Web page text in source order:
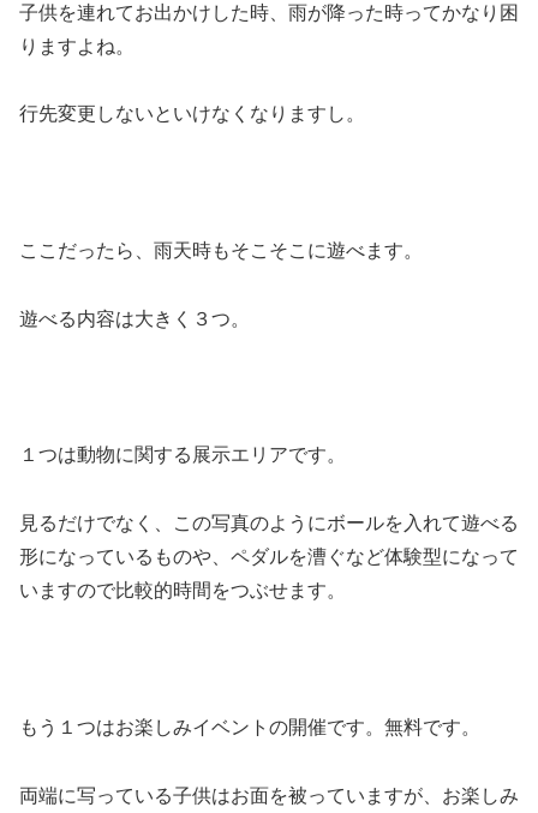
子供を連れてお出かけした時、雨が降った時ってかなり困
りますよね。
行先変更しないといけなくなりますし。
ここだったら、雨天時もそこそこに遊べます。
遊べる内容は大きく３つ。
１つは動物に関する展示エリアです。
見るだけでなく、この写真のようにボールを入れて遊べる
形になっているものや、ペダルを漕ぐなど体験型になって
いますので比較的時間をつぶせます。
もう１つはお楽しみイベントの開催です。無料です。
両端に写っている子供はお面を被っていますが、お楽しみ